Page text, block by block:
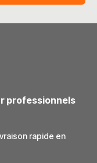
professionnels
rapide en